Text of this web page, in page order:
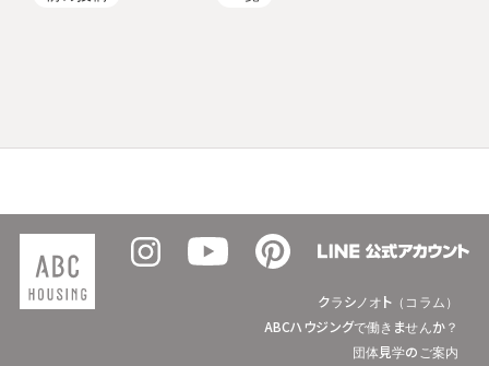
クラシノオト（コラム）
ABCハウジングで働きませんか？
団体見学のご案内